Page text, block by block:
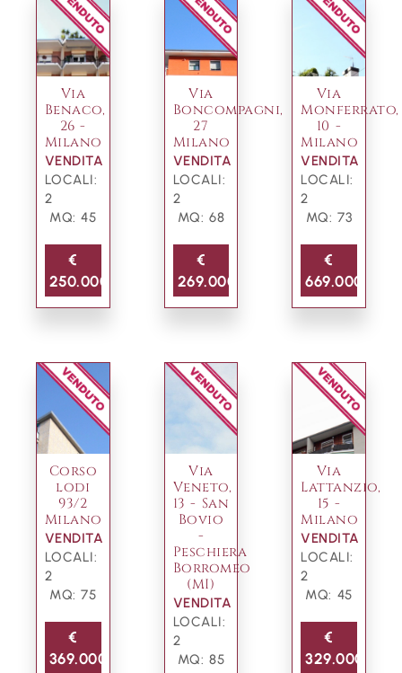
Via
Benaco,
26 -
Milano
VENDITA
LOCALI:
2
MQ: 45
€
250.000
Via
Boncompagni,
27
Milano
VENDITA
LOCALI:
2
MQ: 68
€
269.000
Via
Monferrato,
10 -
Milano
VENDITA
LOCALI:
2
MQ: 73
€
669.000
Corso
lodi
93/2
Milano
VENDITA
LOCALI:
2
MQ: 75
€
369.000
Via
Veneto,
13 - San
Bovio
-
Peschiera
Borromeo
(MI)
VENDITA
LOCALI:
2
MQ: 85
Via
Lattanzio,
15 -
Milano
VENDITA
LOCALI:
2
MQ: 45
€
329.000